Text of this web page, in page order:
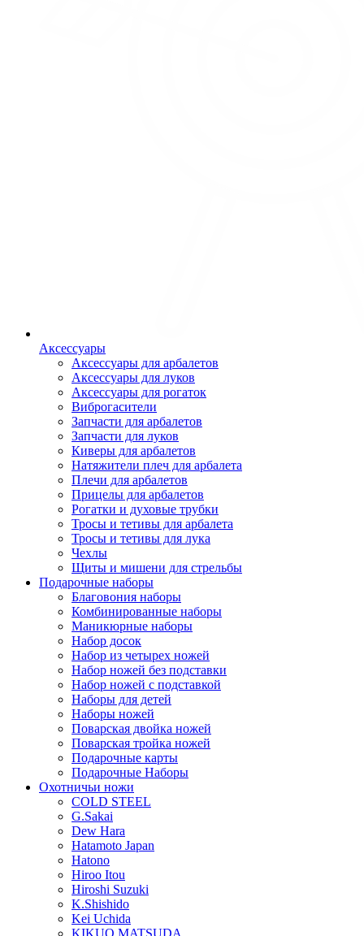
Аксессуары
Аксессуары для арбалетов
Аксессуары для луков
Аксессуары для рогаток
Виброгасители
Запчасти для арбалетов
Запчасти для луков
Киверы для арбалетов
Натяжители плеч для арбалета
Плечи для арбалетов
Прицелы для арбалетов
Рогатки и духовые трубки
Тросы и тетивы для арбалета
Тросы и тетивы для лука
Чехлы
Щиты и мишени для стрельбы
Подарочные наборы
Благовония наборы
Комбинированные наборы
Маникюрные наборы
Набор досок
Набор из четырех ножей
Набор ножей без подставки
Набор ножей с подставкой
Наборы для детей
Наборы ножей
Поварская двойка ножей
Поварская тройка ножей
Подарочные карты
Подарочные Наборы
Охотничьи ножи
COLD STEEL
G.Sakai
Dew Hara
Hatamoto Japan
Hatono
Hiroo Itou
Hiroshi Suzuki
K.Shishido
Kei Uchida
KIKUO MATSUDA